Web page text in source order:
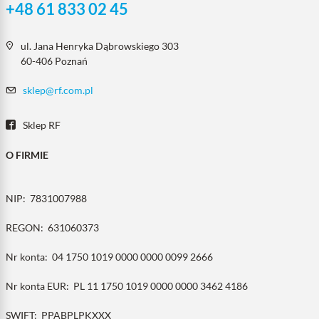
+48 61 833 02 45
ul. Jana Henryka Dąbrowskiego 303
60-406 Poznań
sklep@rf.com.pl
Sklep RF
O FIRMIE
NIP: 7831007988
REGON: 631060373
Nr konta: 04 1750 1019 0000 0000 0099 2666
Nr konta EUR: PL 11 1750 1019 0000 0000 3462 4186
SWIFT: PPABPLPKXXX